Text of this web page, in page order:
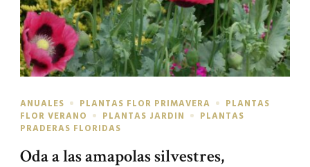
ANUALES PLANTAS FLOR PRIMAVERA
PLANTAS
FLOR VERANO
PLANTAS JARDIN
PLANTAS
PRADERAS FLORIDAS
Oda a las amapolas silvestres,